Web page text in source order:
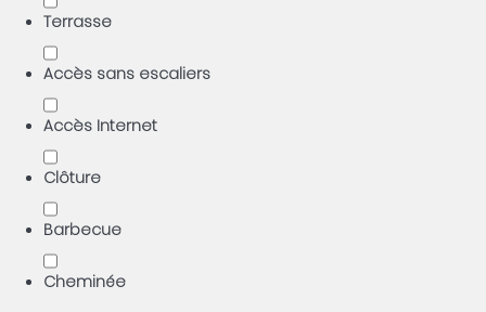
Terrasse
Accès sans escaliers
Accès Internet
Clôture
Barbecue
Cheminée